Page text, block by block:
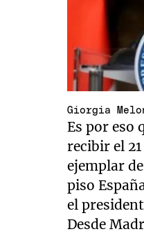
Giorgia
Es por eso
recibir el
ejemplar
piso
el
Desde